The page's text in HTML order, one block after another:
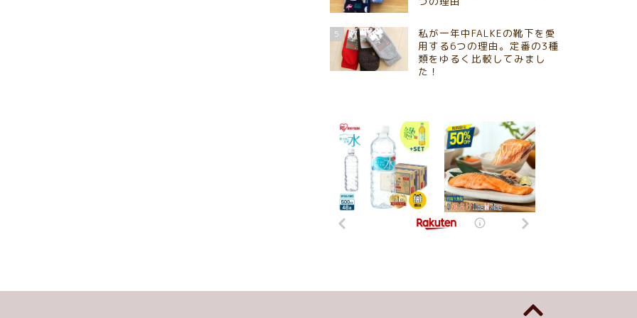
5
私が一年中FALKEの靴下を愛
用する6つの理由。定番の3種
類をゆるく比較してみまし
た！